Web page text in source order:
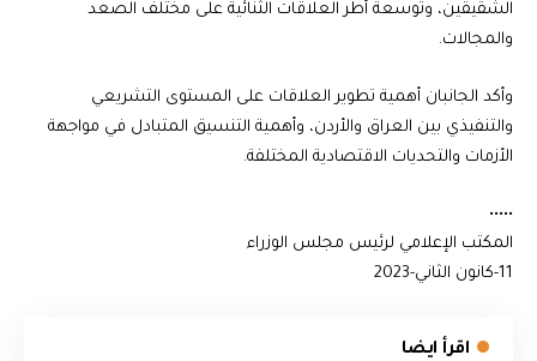
الشقيقين، وتوسعة أطر العلاقات الثنائية على مختلف الصعد
والمجالات.
وأكد الجانبان أهمية تطوير العلاقات على المستوى التشريعي
والتنفيذي بين العراق والأردن، وأهمية التنسيق المتبادل في مواجهة
الأزمات والتحديات الاقتصادية المختلفة.
•••••
المكتب الإعلامي لرئيس مجلس الوزراء
11-كانون الثاني-2023
اقرأ ايضا